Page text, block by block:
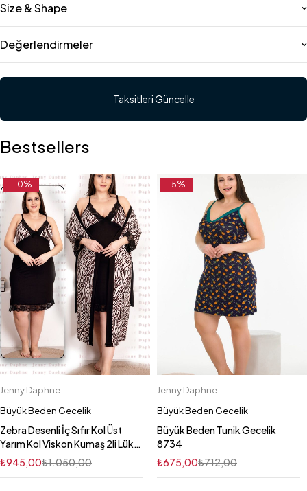
Size & Shape
Değerlendirmeler
Taksitleri Güncelle
Bestsellers
-10%
Jenny Daphne
Büyük Beden Gecelik
Zebra Desenli İç Sıfır Kol Üst
Yarım Kol Viskon Kumaş 2li Lüks
Gecelik Sabahlık Takımı 19218
₺1.050,00
₺945,00
-5%
Jenny Daphne
Büyük Beden Gecelik
Büyük Beden Tunik Gecelik
8734
₺712,00
₺675,00